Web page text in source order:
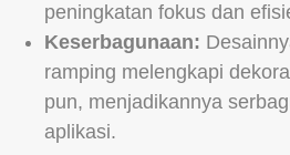
peningkatan fokus dan
Keserbagunaan:
ramping melengkapi
pun, menjadikannya
aplikasi.